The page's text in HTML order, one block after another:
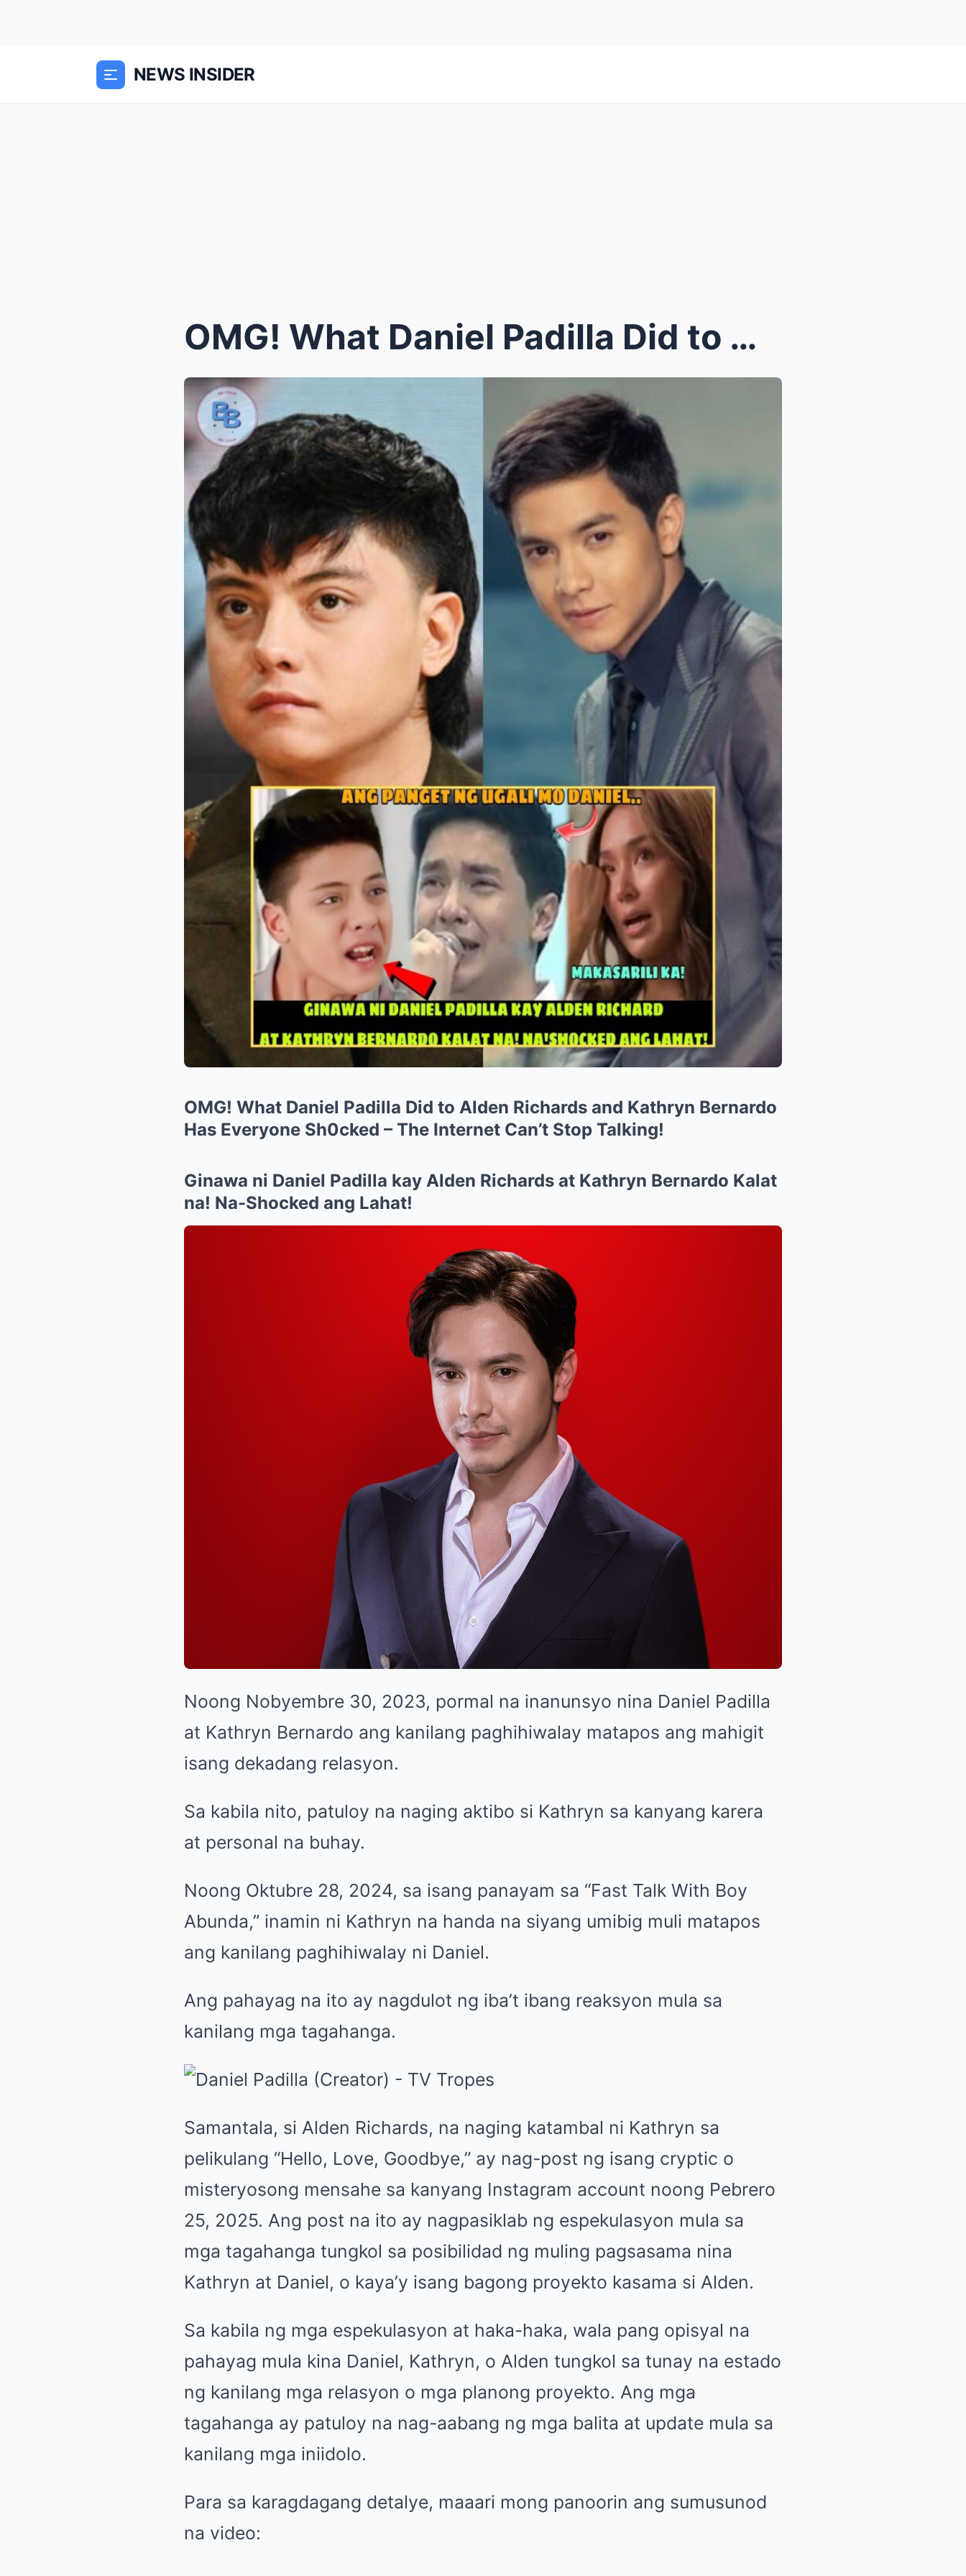
NEWS INSIDER
OMG! What Daniel Padilla Did to Alden Richards and...
OMG! What Daniel Padilla Did to Alden Richards and Kathryn Bernardo
Has Everyone Sh0cked – The Internet Can’t Stop Talking!
Ginawa ni Daniel Padilla kay Alden Richards at Kathryn Bernardo Kalat
na! Na-Shocked ang Lahat!
Noong Nobyembre 30, 2023, pormal na inanunsyo nina Daniel Padilla
at Kathryn Bernardo ang kanilang paghihiwalay matapos ang mahigit
isang dekadang relasyon.
Sa kabila nito, patuloy na naging aktibo si Kathryn sa kanyang karera
at personal na buhay.
Noong Oktubre 28, 2024, sa isang panayam sa “Fast Talk With Boy
Abunda,” inamin ni Kathryn na handa na siyang umibig muli matapos
ang kanilang paghihiwalay ni Daniel.
Ang pahayag na ito ay nagdulot ng iba’t ibang reaksyon mula sa
kanilang mga tagahanga.
Samantala, si Alden Richards, na naging katambal ni Kathryn sa
pelikulang “Hello, Love, Goodbye,” ay nag-post ng isang cryptic o
misteryosong mensahe sa kanyang Instagram account noong Pebrero
25, 2025. Ang post na ito ay nagpasiklab ng espekulasyon mula sa
mga tagahanga tungkol sa posibilidad ng muling pagsasama nina
Kathryn at Daniel, o kaya’y isang bagong proyekto kasama si Alden.
Sa kabila ng mga espekulasyon at haka-haka, wala pang opisyal na
pahayag mula kina Daniel, Kathryn, o Alden tungkol sa tunay na estado
ng kanilang mga relasyon o mga planong proyekto. Ang mga
tagahanga ay patuloy na nag-aabang ng mga balita at update mula sa
kanilang mga iniidolo.
Para sa karagdagang detalye, maaari mong panoorin ang sumusunod
na video: